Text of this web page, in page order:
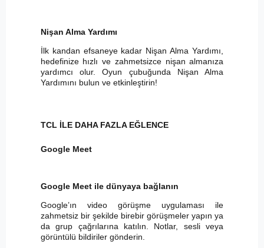
Nişan Alma Yardımı
İlk kandan efsaneye kadar Nişan Alma Yardımı,
hedefinize hızlı ve zahmetsizce nişan almanıza
yardımcı olur. Oyun çubuğunda Nişan Alma
Yardımını bulun ve etkinleştirin!
TCL İLE DAHA FAZLA EĞLENCE
Google Meet
Google Meet ile dünyaya bağlanın
Google’ın video görüşme uygulaması ile
zahmetsiz bir şekilde birebir görüşmeler yapın ya
da grup çağrılarına katılın. Notlar, sesli veya
görüntülü bildiriler gönderin.